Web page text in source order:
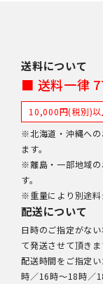
送料について
■ 送料一律
10,000円(税別)以
※北海道・沖縄への
ます。
※離島・一部地域の
す。
※重量により別途料
配送について
日時のご指定がな
て発送させて頂きま
配送時間をご指定
時／16時～18時／